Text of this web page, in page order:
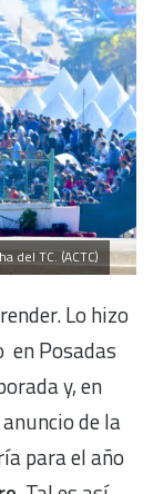
del TC. (ACTC)
Lo hizo
en Posadas
y, en
de la
para el año